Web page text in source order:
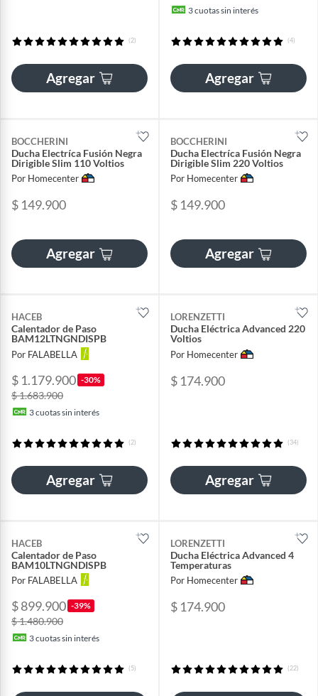
(2)
Agregar
3cuotas sin interés
(4)
Agregar
BOCCHERINI
Ducha Electríca Fusión Negra
Dirigible Slim 110 Voltios
Por Homecenter
$ 149.900
Agregar
BOCCHERINI
Ducha Electríca Fusión Negra
Dirigible Slim 220 Voltios
Por Homecenter
$ 149.900
Agregar
HACEB
Calentador de Paso
BAM12LTNGNDISPB
Por FALABELLA
$ 1.179.900 -30%
$ 1.683.900
3cuotas sin interés
(2)
Agregar
LORENZETTI
Ducha Eléctrica Advanced 220
Voltios
Por Homecenter
$ 174.900
(34)
Agregar
HACEB
Calentador de Paso
BAM10LTNGNDISPB
Por FALABELLA
$ 899.900 -39%
$ 1.480.900
3cuotas sin interés
(5)
LORENZETTI
Ducha Eléctrica Advanced 4
Temperaturas
Por Homecenter
$ 174.900
(22)